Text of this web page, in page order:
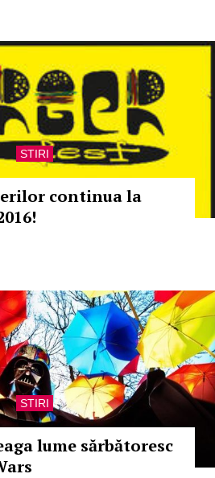
STIRI
continua la
STIRI
lume sărbătoresc